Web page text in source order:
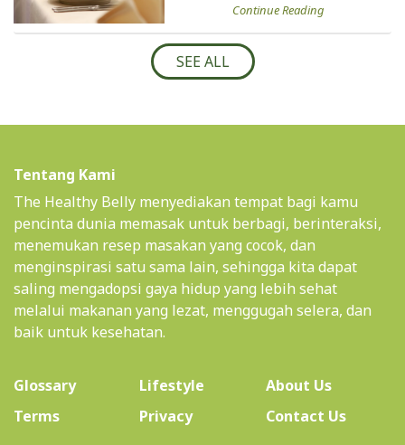
Continue Reading
SEE ALL
Tentang Kami
The Healthy Belly menyediakan tempat bagi kamu
pencinta dunia memasak untuk berbagi, berinteraksi,
menemukan resep masakan yang cocok, dan
menginspirasi satu sama lain, sehingga kita dapat
saling mengadopsi gaya hidup yang lebih sehat
melalui makanan yang lezat, menggugah selera, dan
baik untuk kesehatan.
Glossary Lifestyle About Us(current)
Terms
Privacy Contact Us